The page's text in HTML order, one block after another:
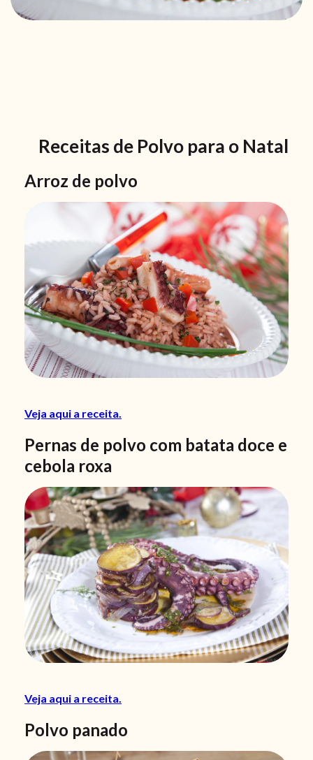
Receitas de Polvo para o Natal
Arroz de polvo
Veja aqui a receita.
Pernas de polvo com batata doce e
cebola roxa
Veja aqui a receita.
Polvo panado